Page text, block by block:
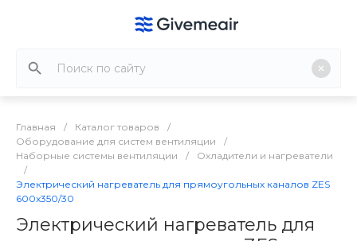
Главная / Каталог товаров
/
Оборудование для систем вентиляции
/
Наборные системы вентиляции
/
Охладители и нагреватели
/
Электрический нагреватель для прямоугольных каналов ZES
600x350/30
Электрический нагреватель для